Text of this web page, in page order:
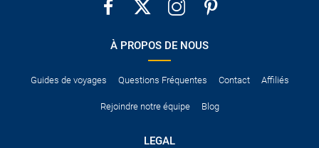
certains pays exigent qu´il soit accompagné d´un permis de
Pour vous en assurer, vous pouvez vous renseigner auprès des
services consulaires du pays concerné.
au service de plein du carburant et les frais de gestion.
À PROPOS DE NOUS
Guides de voyages Questions Fréquentes Contact Affiliés
Rejoindre notre équipe Blog
LEGAL